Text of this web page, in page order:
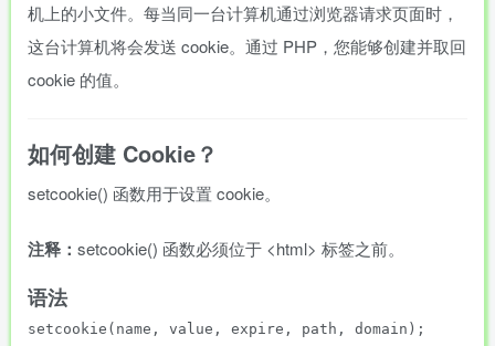
机上的小文件。每当同一台计算机通过浏览器请求页面时，
这台计算机将会发送 cookie。通过 PHP，您能够创建并取回
cookie 的值。
如何创建 Cookie？
setcookie() 函数用于设置 cookie。
注释： setcookie() 函数必须位于 <html> 标签之前。
语法